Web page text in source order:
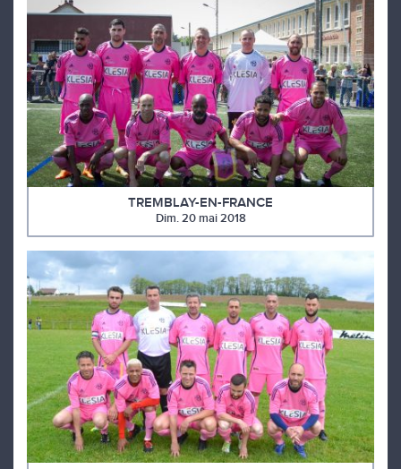
TREMBLAY-EN-FRANCE
Dim. 20 mai 2018